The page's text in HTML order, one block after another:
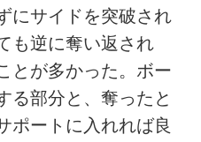
にサイドを突破され
も逆に奪い返され
とが多かった。ボー
る部分と、奪ったと
ポートに入れれば良